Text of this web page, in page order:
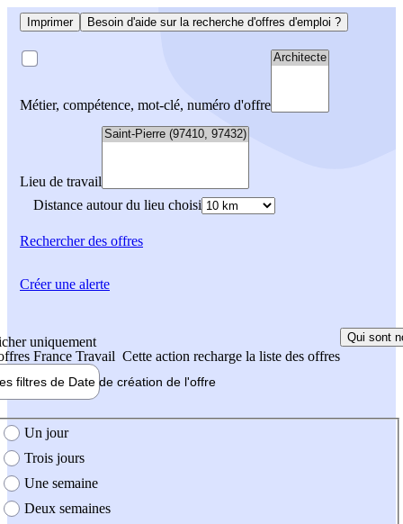
Imprimer Besoin d'aide sur la recherche d'offres d'emploi ?
Métier, compétence, mot-clé, numéro d'offre
Lieu de travail
Distance autour du lieu choisi
Rechercherdes offres
uniquement
France Travail Cette action recharge la liste des offres
Qui sont
filtres de Date de création de l'offre
création de l'offre
Un jour
Trois jours
Une semaine
Deux semaines
Créer une alerte